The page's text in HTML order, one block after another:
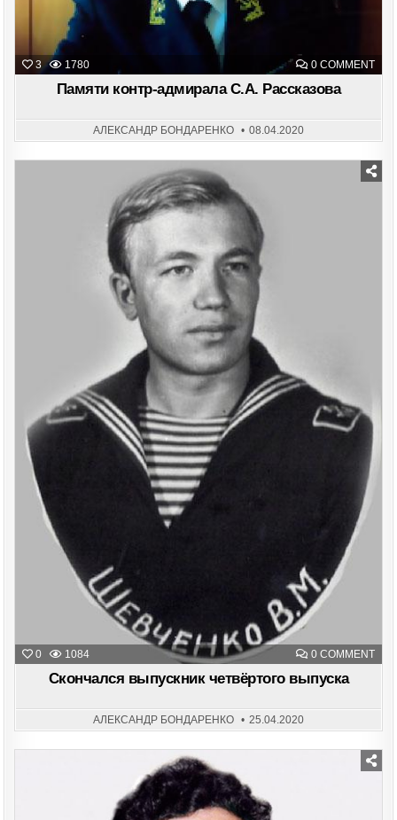
3 1780 0 COMMENTON
Памяти контр-адмирала С.А. Рассказова
АЛЕКСАНДР БОНДАРЕНКО 08.04.2020
0 1084 0 COMMENTON
Posted
Скончался выпускник четвёртого выпуска
АЛЕКСАНДР БОНДАРЕНКО 25.04.2020
Posted
in